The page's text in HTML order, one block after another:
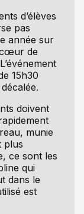
d’élèves
pas
année sur
de
15h30
doivent
munie
plus
ce sont les
qui
dans le
est